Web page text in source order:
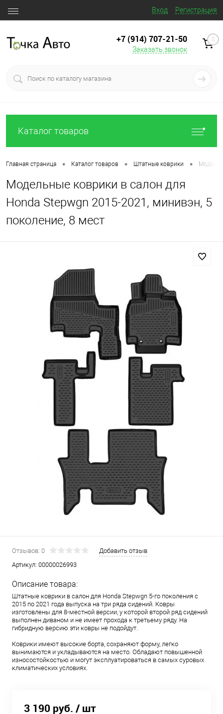
Вход Регистрация
+7 (914) 707‒21‒50
Заказать звонок
0
Каталог товаров
Главная страница • Каталог товаров • Штатные коврики •
Модельные коврики в салон для
Honda Stepwgn 2015-2021, минивэн, 5
поколение, 8 мест
Отзывов: 0
Добавить отзыв
Артикул: 00000026993
Описание товара:
Штатные коврики в салон для Honda Stepwgn 5-го поколения с
2015 по 2021 года выпуска на три ряда сидений. Ковры
изготовлены для 8-местной версии, у которой второй ряд сидений
выполнен диваном и не имеет прохода к третьему ряду. На
гибридную версию эти ковры не подойдут.
Коврики имеют высокие борта, сохраняют форму, легко
вынимаются и укладываются на место. Обладают повышенной
износостойкостью и могут эксплуатироваться в самых суровых
климатических условиях.
3 190 руб. / шт